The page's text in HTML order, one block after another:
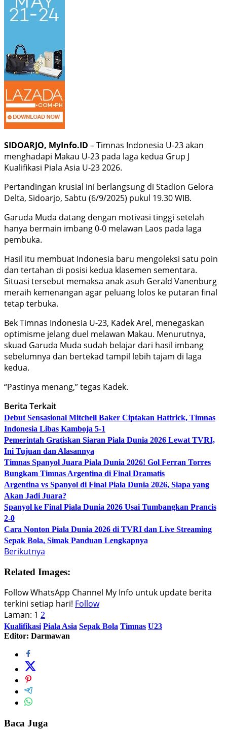
SIDOARJO, MyInfo.ID – Timnas Indonesia U-23 akan
menghadapi Makau U-23 pada laga kedua Grup J
Kualifikasi Piala Asia U-23 2026.
Pertandingan krusial ini berlangsung di Stadion Gelora
Delta, Sidoarjo, Sabtu (6/9/2025) pukul 19.30 WIB.
Garuda Muda datang dengan motivasi tinggi setelah
hanya bermain imbang 0-0 melawan Laos pada laga
pembuka.
Hasil itu membuat Indonesia baru mengoleksi satu poin
dan tertahan di posisi kedua klasemen sementara.
Situasi tersebut memaksa anak asuh Gerald Vanenburg
meraih kemenangan agar peluang lolos ke putaran final
tetap terbuka.
Bek Timnas Indonesia U-23, Kadek Arel, menegaskan
optimisme jelang duel melawan Makau. Menurutnya,
skuad Garuda Muda sudah belajar dari hasil imbang
sebelumnya dan bertekad tampil lebih tajam di laga
kedua.
“Pastinya menang,” tegas Kadek.
Berita Terkait
Debut Sensasional Mitchell Baker Ciptakan Hattrick, Timnas
Indonesia Libas Kamboja 5-1
Pemerintah Gratiskan Siaran Piala Dunia 2026 Lewat TVRI,
Ini Tujuan dan Alasannya
Timnas Spanyol Juara Piala Dunia 2026! Gol Ferran Torres
Bungkam Timnas Argentina di Final Dramatis
Argentina vs Spanyol di Final Piala Dunia 2026, Siapa yang
Akan Jadi Juara?
Spanyol ke Final Piala Dunia 2026 Usai Tumbangkan Prancis
2-0
Cara Nonton Piala Dunia 2026 di TVRI dan Live Streaming
Sepak Bola, Simak Panduan Lengkapnya
Berikutnya
Related Images:
Follow WhatsApp Channel My Info untuk update berita
terkini setiap hari! Follow
Laman: 1 2
Kualifikasi Piala Asia Sepak Bola Timnas U23
Editor: Darmawan
Baca Juga